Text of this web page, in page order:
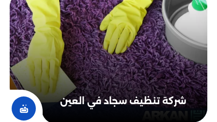
شركة تنظيف سجاد في العين